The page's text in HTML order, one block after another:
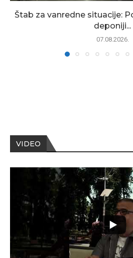
Štab za vanredne situacije:
deponiji...
07.08.2026.
VIDEO